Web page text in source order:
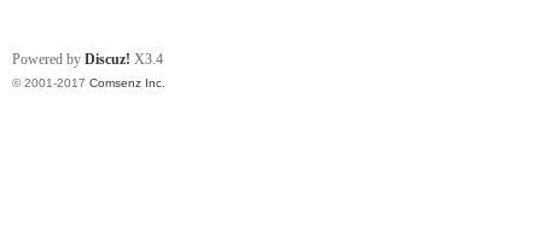
Powered by Discuz! X3.4
© 2001-2017 Comsenz Inc.